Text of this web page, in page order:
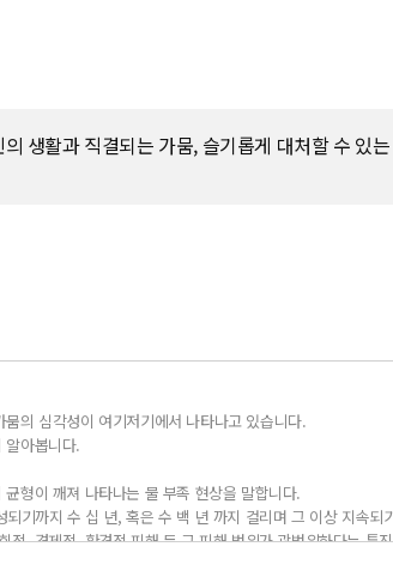
생활과 직결되는 가뭄, 슬기롭게 대처할 수 있
의 심각성이 여기저기에서 나타나고 있습니다.
아봅니다.
형이 깨져 나타나는 물 부족 현상을 말합니다.
기까지 수 십 년, 혹은 수 백 년 까지 걸리며 그 이상 지속되
, 경제적, 환경적 피해 등 그 피해 범위가 광범위하다는 특